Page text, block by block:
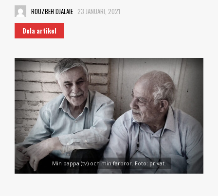
ROUZBEH DJALAIE 23 JANUARI, 2021
Dela artikel
Min pappa (tv) och min farbror. Foto: privat.